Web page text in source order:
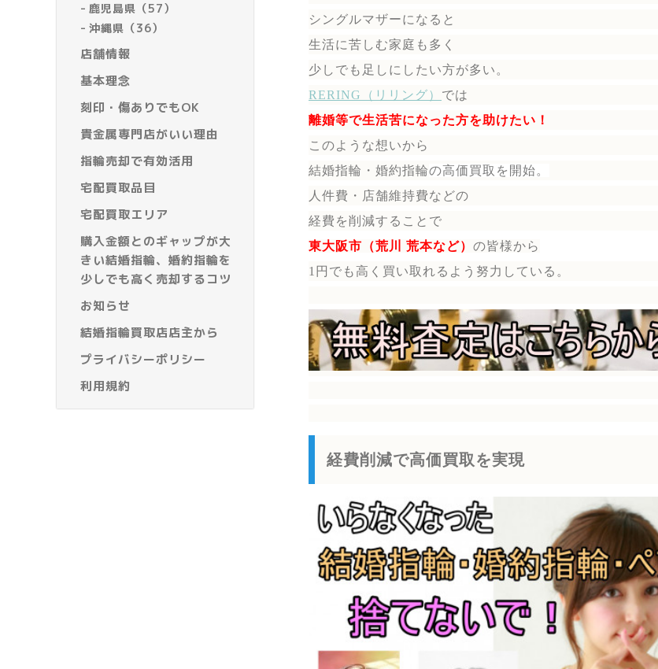
鹿児島県（57）
沖縄県（36）
店舗情報
基本理念
刻印・傷ありでもOK
貴金属専門店がいい理由
指輪売却で有効活用
宅配買取品目
宅配買取エリア
購入金額とのギャップが大
きい結婚指輪、婚約指輪を
少しでも高く売却するコツ
お知らせ
結婚指輪買取店店主から
プライバシーポリシー
利用規約
シングルマザーになると
生活に苦しむ家庭も多く
少しでも足しにしたい方が多い。
RERING（リリング） では
離婚等で生活苦になった方を助けたい！
このような想いから
結婚指輪・婚約指輪の高価買取を開始。
人件費・店舗維持費などの
経費を削減することで
東大阪市（荒川 荒本など） の皆様から
1円でも高く買い取れるよう努力している。
経費削減で高価買取を実現